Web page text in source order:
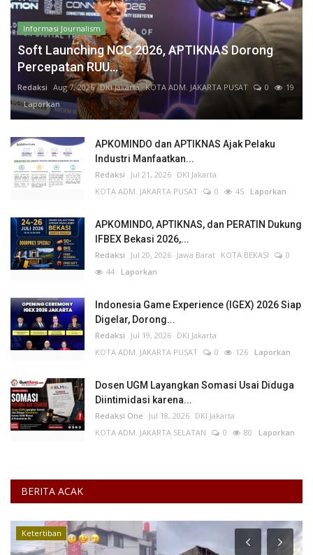
Informasi Journalism
Soft Launching NCC 2026, APTIKNAS Dorong
Percepatan RUU...
Redaksi Aug 7, 2026 DKI Jakarta KOTA ADM. JAKARTA PUSAT 0
19
Laporkan
APKOMINDO dan APTIKNAS Ajak Pelaku
Industri Manfaatkan...
Redaksi Jul 21, 2026 DKI Jakarta
KOTA ADM. JAKARTA PUSAT
0 45 Laporkan
APKOMINDO, APTIKNAS, dan PERATIN Dukung
IFBEX Bekasi 2026,...
Redaksi Jul 20, 2026 Jawa Barat KOTA BEKASI
0
44 Laporkan
Indonesia Game Experience (IGEX) 2026 Siap
Digelar, Dorong...
Redaksi Jul 19, 2026 DKI Jakarta
KOTA ADM. JAKARTA PUSAT
0 126 Laporkan
Dosen UGM Layangkan Somasi Usai Diduga
Diintimidasi karena...
Redaksi One Jul 18, 2026 DKI Jakarta
KOTA ADM. JAKARTA SELATAN
0 80 Laporkan
BERITA ACAK
Ketertiban